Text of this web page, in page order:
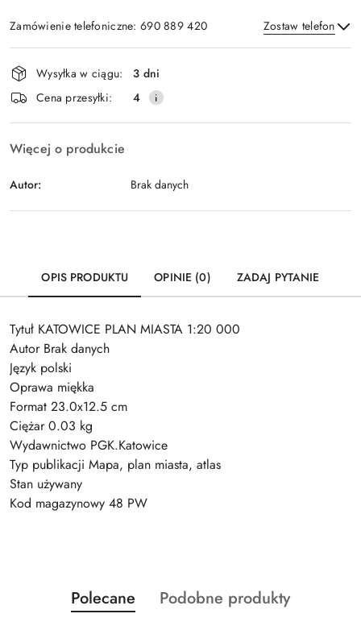
Zamówienie telefoniczne: 690 889 420 Zostaw telefon
Wyślij
Dostępność
i
dostawa
Wysyłka w ciągu:
3 dni
Cena przesyłki:
4
Więcej o produkcie
Autor: Brak danych
OPIS PRODUKTU OPINIE (0) ZADAJ PYTANIE
Tytuł KATOWICE PLAN MIASTA 1:20 000
Autor Brak danych
Język polski
Oprawa miękka
Format 23.0x12.5 cm
Ciężar 0.03 kg
Wydawnictwo PGK.Katowice
Typ publikacji Mapa, plan miasta, atlas
Stan używany
Kod magazynowy 48 PW
Pomiń karuzelę produktów
Produkty
Polecane
Produkty
Podobne produkty